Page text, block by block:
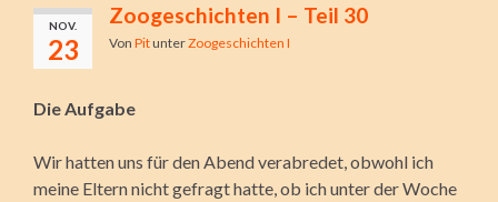
NOV.
23
Zoogeschichten I – Teil 30
Von PitunterZoogeschichten I
Die Aufgabe
Wir hatten uns für den Abend verabredet, obwohl ich
meine Eltern nicht gefragt hatte, ob ich unter der Woche